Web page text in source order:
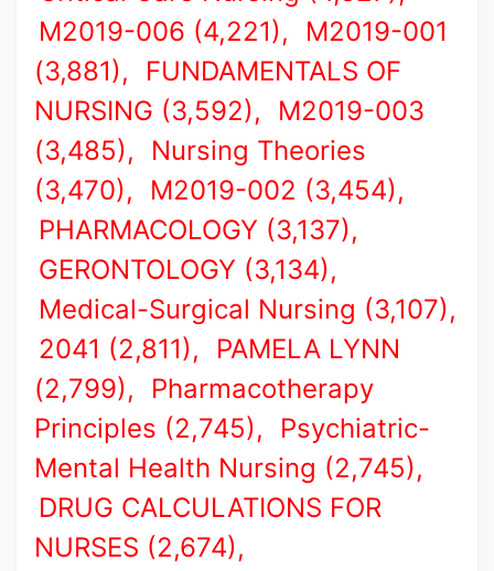
M2019-006 (4,221),
M2019-001
(3,881),
FUNDAMENTALS OF
NURSING (3,592),
M2019-003
(3,485),
Nursing Theories
(3,470),
M2019-002 (3,454),
PHARMACOLOGY (3,137),
GERONTOLOGY (3,134),
Medical-Surgical Nursing (3,107),
2041 (2,811),
PAMELA LYNN
(2,799),
Pharmacotherapy
Principles (2,745),
Psychiatric-
Mental Health Nursing (2,745),
DRUG CALCULATIONS FOR
NURSES (2,674),